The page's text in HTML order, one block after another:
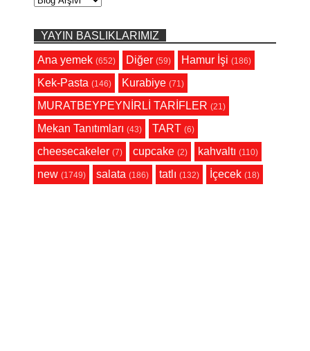
YAYIN BASLIKLARIMIZ
Ana yemek (652) Diğer (59) Hamur İşi (186)
Kek-Pasta (146) Kurabiye (71)
MURATBEYPEYNİRLİ TARİFLER (21)
Mekan Tanıtımları (43) TART (6)
cheesecakeler (7) cupcake (2) kahvaltı (110)
new (1749) salata (186) tatlı (132) İçecek (18)